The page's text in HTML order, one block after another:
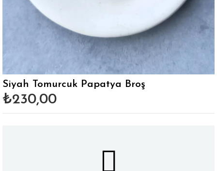
Siyah Tomurcuk Papatya Broş
₺230,00